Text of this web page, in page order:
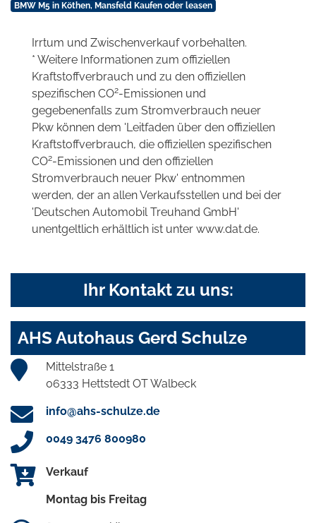
BMW M5 in Köthen, Mansfeld Kaufen oder leasen
Irrtum und Zwischenverkauf vorbehalten.
* Weitere Informationen zum offiziellen
Kraftstoffverbrauch und zu den offiziellen
spezifischen CO2-Emissionen und
gegebenenfalls zum Stromverbrauch neuer
Pkw können dem 'Leitfaden über den offiziellen
Kraftstoffverbrauch, die offiziellen spezifischen
CO2-Emissionen und den offiziellen
Stromverbrauch neuer Pkw' entnommen
werden, der an allen Verkaufsstellen und bei der
'Deutschen Automobil Treuhand GmbH'
unentgeltlich erhältlich ist unter www.dat.de.
Ihr Kontakt zu uns:
AHS Autohaus Gerd Schulze
Mittelstraße 1
06333 Hettstedt OT Walbeck
info@ahs-schulze.de
0049 3476 800980
Verkauf
Montag bis Freitag